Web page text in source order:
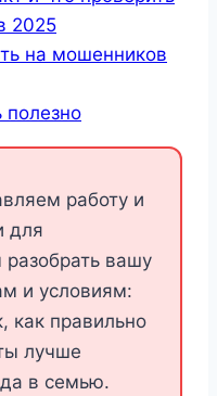
2025
на мошенников
работу и
для
вашу
и условиям:
как правильно
лучше
в семью.